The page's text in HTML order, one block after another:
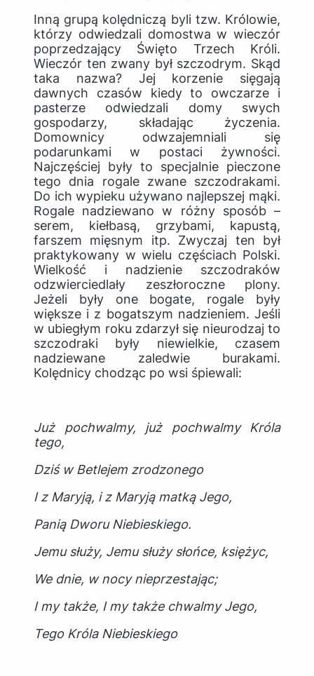
Inną grupą kolędniczą byli tzw. Królowie,
którzy odwiedzali domostwa w wieczór
poprzedzający Święto Trzech Króli.
Wieczór ten zwany był szczodrym. Skąd
taka nazwa? Jej korzenie sięgają
dawnych czasów kiedy to owczarze i
pasterze odwiedzali domy swych
gospodarzy, składając życzenia.
Domownicy odwzajemniali się
podarunkami w postaci żywności.
Najczęściej były to specjalnie pieczone
tego dnia rogale zwane szczodrakami.
Do ich wypieku używano najlepszej mąki.
Rogale nadziewano w różny sposób –
serem, kiełbasą, grzybami, kapustą,
farszem mięsnym itp. Zwyczaj ten był
praktykowany w wielu częściach Polski.
Wielkość i nadzienie szczodraków
odzwierciedlały zeszłoroczne plony.
Jeżeli były one bogate, rogale były
większe i z bogatszym nadzieniem. Jeśli
w ubiegłym roku zdarzył się nieurodzaj to
szczodraki były niewielkie, czasem
nadziewane zaledwie burakami.
Kolędnicy chodząc po wsi śpiewali:
Już pochwalmy, już pochwalmy Króla
tego,
Dziś w Betlejem zrodzonego
I z Maryją, i z Maryją matką Jego,
Panią Dworu Niebieskiego.
Jemu służy, Jemu służy słońce, księżyc,
We dnie, w nocy nieprzestając;
I my także, I my także chwalmy Jego,
Tego Króla Niebieskiego